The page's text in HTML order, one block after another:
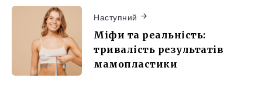
Наступний
Міфи та реальність:
тривалість результатів
мамопластики